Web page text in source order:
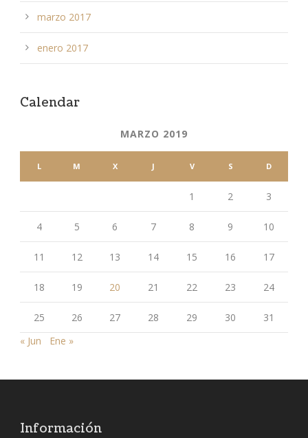
marzo 2017
enero 2017
Calendar
MARZO 2019
L M X J V S D
1 2 3
4 5 6 7 8 9 10
11 12 13 14 15 16 17
18 19 20 21 22 23 24
25 26 27 28 29 30
31
« Jun
Ene »
Información